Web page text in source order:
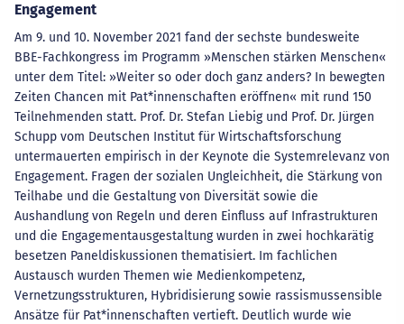
Engagement
Am 9. und 10. November 2021 fand der sechste bundesweite
BBE-Fachkongress im Programm »Menschen stärken Menschen«
unter dem Titel: »Weiter so oder doch ganz anders? In bewegten
Zeiten Chancen mit Pat*innenschaften eröffnen« mit rund 150
Teilnehmenden statt. Prof. Dr. Stefan Liebig und Prof. Dr. Jürgen
Schupp vom Deutschen Institut für Wirtschaftsforschung
untermauerten empirisch in der Keynote die Systemrelevanz von
Engagement. Fragen der sozialen Ungleichheit, die Stärkung von
Teilhabe und die Gestaltung von Diversität sowie die
Aushandlung von Regeln und deren Einfluss auf Infrastrukturen
und die Engagementausgestaltung wurden in zwei hochkarätig
besetzen Paneldiskussionen thematisiert. Im fachlichen
Austausch wurden Themen wie Medienkompetenz,
Vernetzungsstrukturen, Hybridisierung sowie rassismussensible
Ansätze für Pat*innenschaften vertieft. Deutlich wurde wie